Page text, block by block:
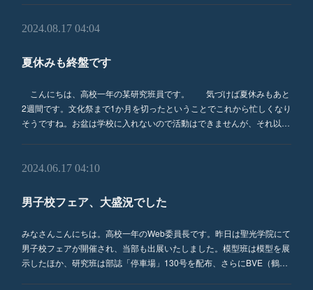
2024.08.17 04:04
夏休みも終盤です
こんにちは、高校一年の某研究班員です。 気づけば夏休みもあと
2週間です。文化祭まで1か月を切ったということでこれから忙しくなり
そうですね。お盆は学校に入れないので活動はできませんが、それ以…
2024.06.17 04:10
男子校フェア、大盛況でした
みなさんこんにちは。高校一年のWeb委員長です。昨日は聖光学院にて
男子校フェアが開催され、当部も出展いたしました。模型班は模型を展
示したほか、研究班は部誌「停車場」130号を配布、さらにBVE（鶴…